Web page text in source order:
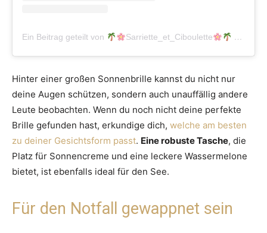
Ein Beitrag geteilt von Sarriette_et_Ciboulette
Hinter einer großen Sonnenbrille kannst du nicht nur
deine Augen schützen, sondern auch unauffällig andere
Leute beobachten. Wenn du noch nicht deine perfekte
Brille gefunden hast, erkundige dich, welche am besten
zu deiner Gesichtsform passt. Eine robuste Tasche, die
Platz für Sonnencreme und eine leckere Wassermelone
bietet, ist ebenfalls ideal für den See.
Für den Notfall gewappnet sein